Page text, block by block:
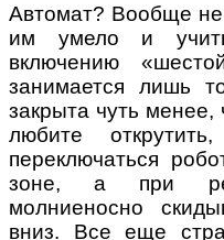
Автомат? Вообще не
им умело и
включению
занимается лишь
закрыта чуть
любите
переключаться
зоне, а при
молниеносно
вниз. Все еще